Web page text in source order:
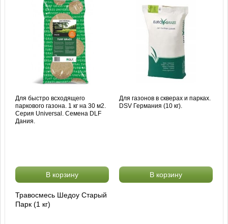
Для быстро всходящего
паркового газона. 1 кг на 30 м2.
Серия Universal. Семена DLF
Дания.
В корзину
Для газонов в скверах и парках.
DSV Германия (10 кг).
В корзину
Травосмесь Шедоу Старый
Парк (1 кг)